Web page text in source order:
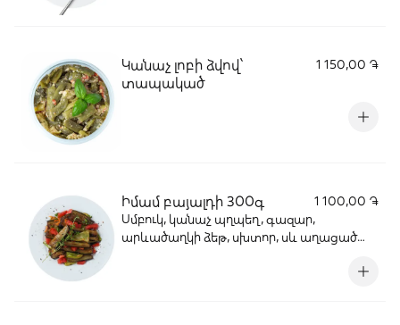
Կանաչ լոբի ձվով՝
տապակած
1 150,00 ֏
Իմամ բայալդի 300գ
1 100,00 ֏
Սմբուկ, կանաչ պղպեղ, գազար,
արևածաղկի ձեթ, սխտոր, սև աղացած